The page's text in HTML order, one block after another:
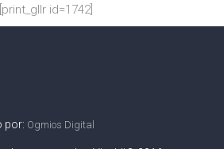
[print_gllr id=1742]
por: Ogmios Digital